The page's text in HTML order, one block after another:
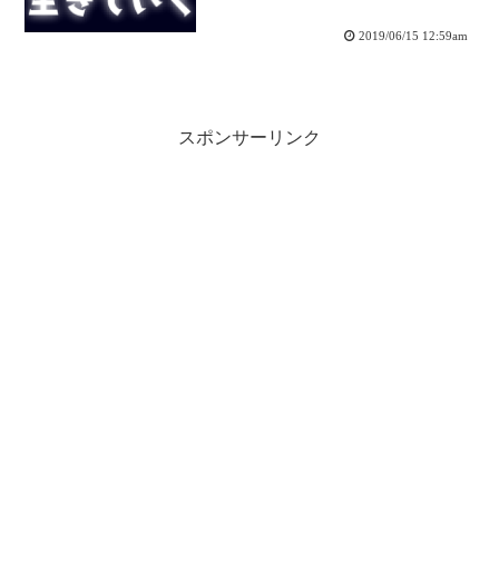
2019/06/15 12:59am
スポンサーリンク